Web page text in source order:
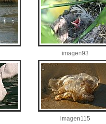
imagen93
imagen115